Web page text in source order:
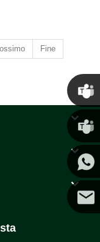
Fine
Chris
Kenny